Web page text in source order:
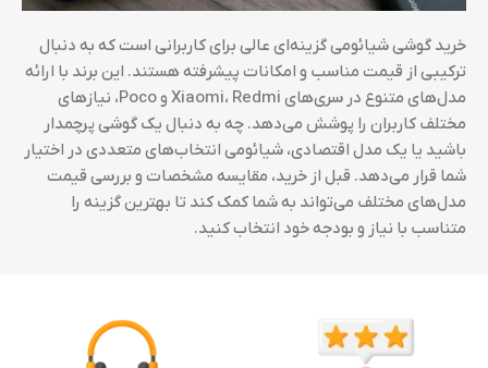
خرید گوشی شیائومی گزینه‌ای عالی برای کاربرانی است که به دنبال
ترکیبی از قیمت مناسب و امکانات پیشرفته هستند. این برند با ارائه
مدل‌های متنوع در سری‌های Xiaomi، Redmi و Poco، نیازهای
مختلف کاربران را پوشش می‌دهد. چه به دنبال یک گوشی پرچمدار
باشید یا یک مدل اقتصادی، شیائومی انتخاب‌های متعددی در اختیار
شما قرار می‌دهد. قبل از خرید، مقایسه مشخصات و بررسی قیمت
مدل‌های مختلف می‌تواند به شما کمک کند تا بهترین گزینه را
متناسب با نیاز و بودجه خود انتخاب کنید.